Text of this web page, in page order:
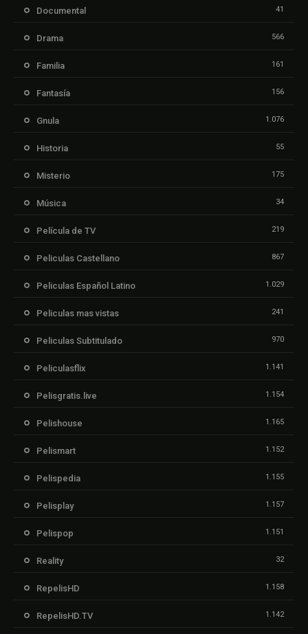
Documental 41
Drama 566
Familia 161
Fantasía 156
Gnula 1.076
Historia 55
Misterio 175
Música 34
Película de TV 219
Peliculas Castellano 867
Peliculas Español Latino 1.029
Peliculas mas vistas 241
Peliculas Subtitulado 970
Peliculasflix 1.141
Pelisgratis.live 1.154
Pelishouse 1.165
Pelismart 1.152
Pelispedia 1.155
Pelisplay 1.157
Pelispop 1.151
Reality 32
RepelisHD 1.158
RepelisHD.TV 1.142